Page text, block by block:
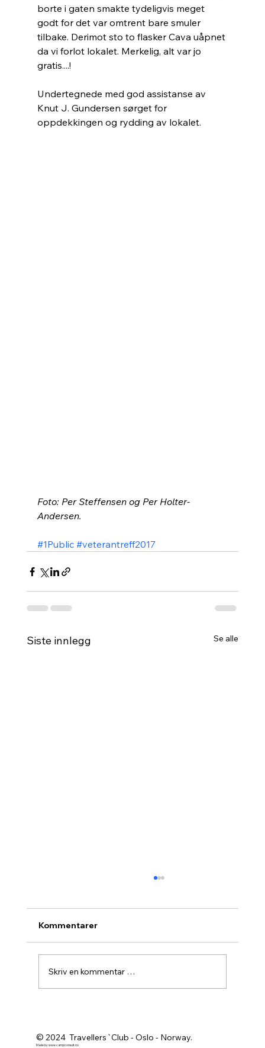
borte i gaten smakte tydeligvis meget
godt for det var omtrent bare smuler
tilbake. Derimot sto to flasker Cava uåpnet
da vi forlot lokalet. Merkelig, alt var jo
gratis....!
Undertegnede med god assistanse av
Knut J. Gundersen sørget for
oppdekkingen og rydding av lokalet.
Foto: Per Steffensen og Per Holter-
Andersen.
#1Public #veterantreff2017
Siste innlegg Se alle
Kommentarer
Skriv en kommentar …
© 2024 Travellers`Club - Oslo - Norway.
Made bywww.campconsult.no